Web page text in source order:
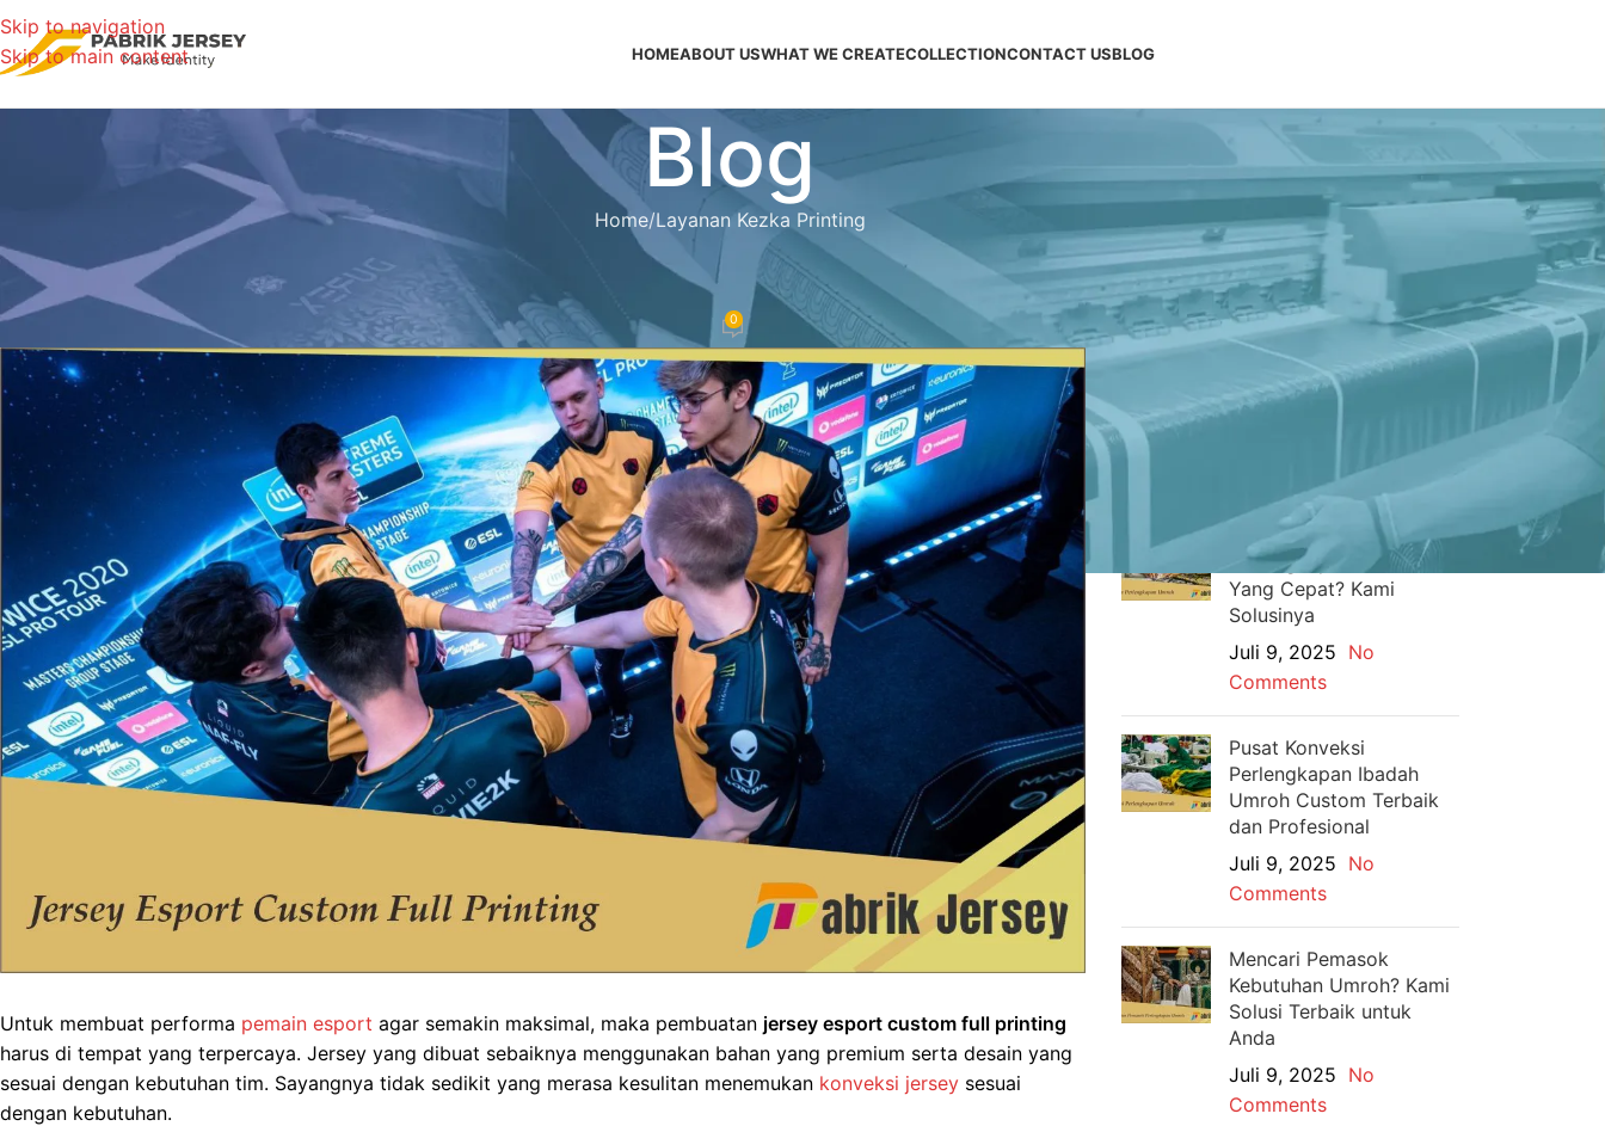
Skip to navigation
Skip to main content
HOMEABOUT USWHAT WE CREATECOLLECTIONCONTACT USBLOG
Blog
Home Layanan Kezka Printing
LAYANAN KEZKA PRINTING
Seragam Jersey Esport Full Printing Free Design
Posted by pabrik.jersey On Mei 27, 2024 0
Untuk membuat performa pemain esport agar semakin maksimal, maka pembuatan jersey esport custom full printing
harus di tempat yang terpercaya. Jersey yang dibuat sebaiknya menggunakan bahan yang premium serta desain yang
sesuai dengan kebutuhan tim. Sayangnya tidak sedikit yang merasa kesulitan menemukan konveksi jersey sesuai
dengan kebutuhan.
INFORMASI & BERITA TERBARU
Bongkar Tuntas Apa Itu
Jersey: Karakter,
Keunggulan, dan Alasan
Kenapa Tim Olahraga
Wajib Punya!
Mencari Jasa Makloon
Perlengkapan Umroh
Yang Cepat? Kami
Solusinya
Juli 9, 2025 No
Comments
Pusat Konveksi
Perlengkapan Ibadah
Umroh Custom Terbaik
dan Profesional
Juli 9, 2025 No
Comments
Mencari Pemasok
Kebutuhan Umroh? Kami
Solusi Terbaik untuk
Anda
Juli 9, 2025 No
Comments